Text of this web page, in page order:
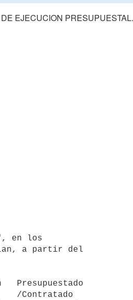
EJECUCION
a partir del
Presupuestado